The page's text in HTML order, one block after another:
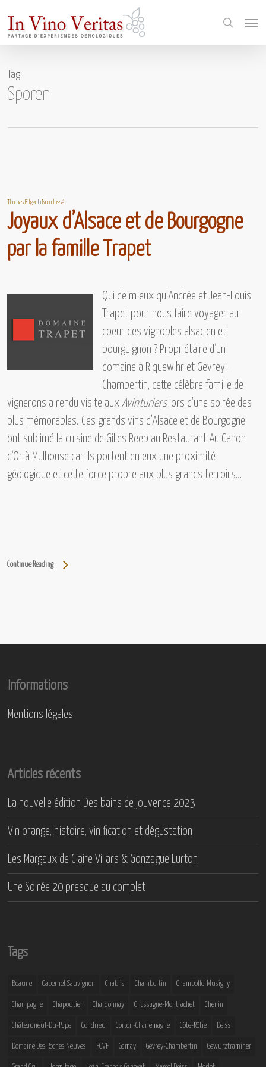
main
search
Tag
Sporen
Thomas Bilger InNon classé
Joyaux d’Alsace et de Bourgogne
par la famille Trapet
Qui de mieux qu’Andrée et Jean-Louis
Trapet pour nous faire voyager au
coeur des vignobles alsacien et
bourguignon ? Propriétaire d’un
domaine à Riquewihr et Gevrey-
Chambertin, cette célèbre famille de
vignerons a rendu visite auxAvinturierslors d’une soirée des
plus mémorables. Ces grands vins d’Alsace et de Bourgogne
ont sublimé la cuisine de Gilles Reeb au Restaurant Au Canon
d’Or à Mulhouse car ils portent en eux une proximité
géologique et cette force propre aux plus grands terroirs…
Continue Reading
Informations
Mentions légales
Articles récents
La nouvelle édition Des bains de jouvence 2023
Vin orange, histoire, vinification et dégustation
Les Margaux de Claire Villars & Gonzague Lurton
Une Soirée 20 presque au complet
Tags
Beaune Cabernet Sauvignon Chablis Chambertin Chambolle-Musigny
Champagne Chapoutier Chardonnay Chassagne-Montrachet Chenin
Châteauneuf-Du-Pape Condrieu Corton-Charlemagne Côte-Rôtie Deiss
Domaine Des Roches Neuves FCVF Gamay Gevrey-Chambertin Gewurztraminer